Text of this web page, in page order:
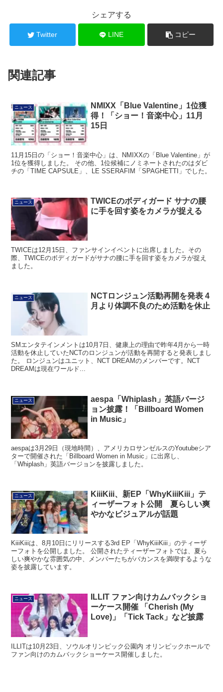
シェアする
Twitter LINE コピー
関連記事
ニュース
NMIXX「Blue Valentine」1位獲
得！「ショー！音楽中心」11月
15日
11月15日の「ショー！音楽中心」は、NMIXXの「Blue Valentine」が
1位を獲得しました。 その他、1位候補にノミネートされたのはダビ
チの「TIME CAPSULE」、LE SSERAFIM「SPAGHETTI」でした。
ニュース
TWICEのボディガード サナの腰
に手を回す姿をカメラが捉える
TWICEは12月15日、ファンサインイベントに出席しました。その
際、TWICEのボディガードがサナの腰に手を回す姿をカメラが捉え
ました。
ニュース
NCTロンジュン活動再開を発表 4
月より体調不良のため活動を休止
SMエンタテインメントは10月7日、健康上の理由で昨年4月から一時
活動を休止していたNCTのロンジュンが活動を再開すると発表しまし
た。 ロンジュンはユニット、NCT DREAMのメンバーです。NCT
DREAMは現在ワールド...
ニュース
aespa「Whiplash」英語バージ
ョン披露！「Billboard Women
in Music」
aespaは3月29日（現地時間）、アメリカロサンゼルスのYoutubeシア
ターで開催された「Billboard Women in Music」に出席し、
「Whiplash」英語バージョンを披露しました。
ニュース
KiiiKiii、新EP「WhyKiiiKiii」テ
ィーザーフォト公開 夏らしい爽
やかなビジュアルが話題
KiiiKiiiは、8月10日にリリースする3rd EP「WhyKiiiKiii」のティーザ
ーフォトを公開しました。 公開されたティーザーフォトでは、夏ら
しい爽やかな雰囲気の中、メンバーたちがバカンスを満喫するような
姿を披露しています。
ニュース
ILLIT ファン向けカムバックショ
ーケース開催 「Cherish (My
Love)」「Tick Tack」など披露
ILLITは10月23日、ソウルオリンピック公園内 オリンピックホールで
ファン向けのカムバックショーケース開催しました。